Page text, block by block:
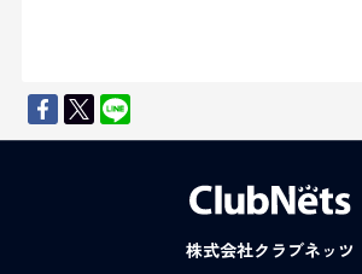
株式会社クラブネッツ